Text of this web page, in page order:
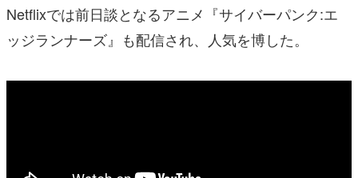
Netflixでは前日談となるアニメ『サイバーパンク:エ
ッジランナーズ』も配信され、人気を博した。